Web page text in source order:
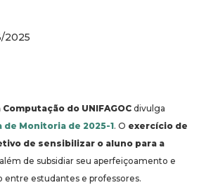
2025
Computação do UNIFAGOC divulga
Monitoria de 2025-1. O exercício de
de sensibilizar o aluno para a
de subsidiar seu aperfeiçoamento e
entre estudantes e professores.